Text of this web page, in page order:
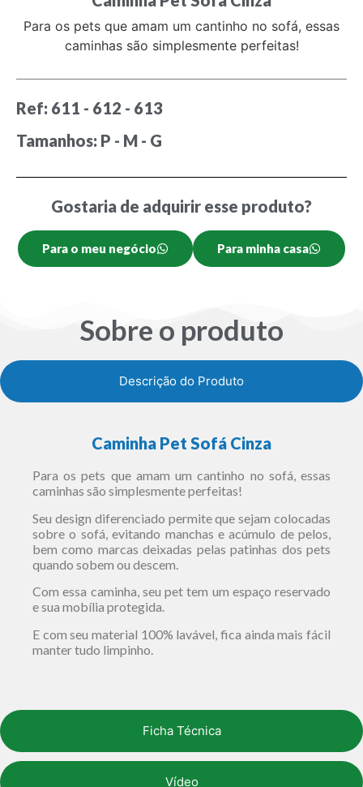
Para os pets que amam um cantinho no sofá, essas
caminhas são simplesmente perfeitas!
Ref: 611 - 612 - 613
Tamanhos: P - M - G
Gostaria de adquirir esse produto?
Para o meu negócio Para minha casa
Sobre o produto
Descrição do Produto
Ficha Técnica
Vídeo
Caminha Pet Sofá Cinza
Para os pets que amam um cantinho no sofá, essas
caminhas são simplesmente perfeitas!
Seu design diferenciado permite que sejam colocadas
sobre o sofá, evitando manchas e acúmulo de pelos,
bem como marcas deixadas pelas patinhas dos pets
quando sobem ou descem.
Com essa caminha, seu pet tem um espaço reservado
e sua mobília protegida.
E com seu material 100% lavável, fica ainda mais fácil
manter tudo limpinho.